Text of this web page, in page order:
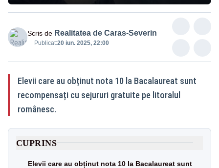
Scris de Realitatea de Caras-Severin
Publicat:20 iun. 2025, 22:00
Elevii care au obținut nota 10 la Bacalaureat sunt
recompensați cu sejururi gratuite pe litoralul
românesc.
CUPRINS
Elevii care au obținut nota 10 la Bacalaureat sunt